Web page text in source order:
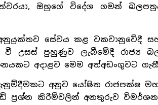
ඔහුගේ විදේශ ගමන්
අනුයුක්තව සේවය කළ වකවානුවේදී
වී උසස් පුහුණුව ලැබීමේදී
අදාළව මෙම අත්අඩංගුවට
අනුව යෝෂිත රාජපක්ෂ
ප්‍රශ්න කිරීම්වලින් අනතුරුව